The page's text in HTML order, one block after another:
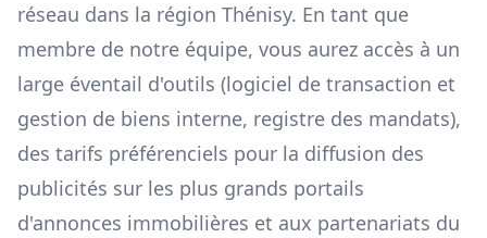
réseau dans la région Thénisy. En tant que
membre de notre équipe, vous aurez accès à un
large éventail d'outils (logiciel de transaction et
gestion de biens interne, registre des mandats),
des tarifs préférenciels pour la diffusion des
publicités sur les plus grands portails
d'annonces immobilières et aux partenariats du